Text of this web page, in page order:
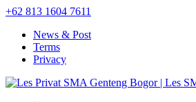
+62 813 1604 7611
News & Post
Terms
Privacy